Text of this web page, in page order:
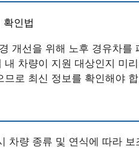
확인법
개선을 위해 노후 경유차를
내 차량이 지원 대상인지 미
로 최신 정보를 확인해야
차량 종류 및 연식에 따라